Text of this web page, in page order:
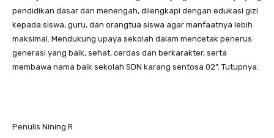
pendidikan dasar dan menengah, dilengkapi dengan edukasi gizi
kepada siswa, guru, dan orangtua siswa agar manfaatnya lebih
maksimal. Mendukung upaya sekolah dalam mencetak penerus
generasi yang baik, sehat, cerdas dan berkarakter, serta
membawa nama baik sekolah SDN karang sentosa 02”. Tutupnya.
Penulis Nining.R